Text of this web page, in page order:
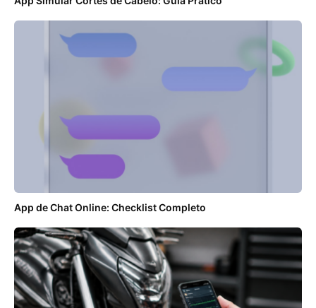
App de Chat Online: Checklist Completo